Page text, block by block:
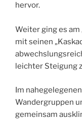
hervor.
Weiter ging es am
mit seinen
leichter Steigung
Im
Wandergruppen
gemeinsam